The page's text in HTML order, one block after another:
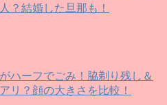
？結婚した旦那も！
ハーフでごみ！脇剃り残し＆
リ？顔の大きさを比較！